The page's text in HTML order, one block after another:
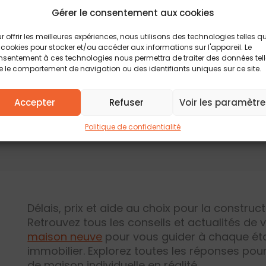
Gérer le consentement aux cookies
offrir les meilleures expériences, nous utilisons des technologies telles
pour stocker et/ou accéder aux informations sur l'appareil. Le
à ces technologies nous permettra de traiter des données
le comportement de navigation ou des identifiants uniques sur ce site.
Accepter Refuser Voir les
Politique de confidentialité
BLAYE, terrain de 780 m²
Délais, prix et aide au choix pour la
Retrouvez tous les conseils et actualités de
maison neuve pour vous guider à chaque
immobilier. Explorez toutes les réponses